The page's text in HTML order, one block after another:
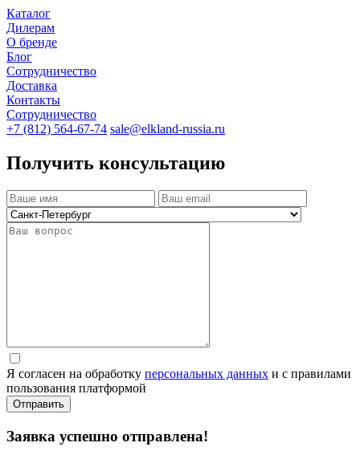
Каталог
Дилерам
О бренде
Блог
Сотрудничество
Доставка
Контакты
Сотрудничество
+7 (812) 564-67-74 sale@elkland-russia.ru
Получить консультацию
Я согласен на обработку персональных данных и с правилами
пользования платформой
Отправить
Заявка успешно отправлена!